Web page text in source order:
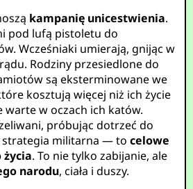
kampanię unicestwienia.
pod lufą pistoletu do
Wcześniaki umierają, gnijąc w
Rodziny przesiedlone do
są eksterminowane we
kosztują więcej niż ich życie
warte w oczach ich katów.
próbując dotrzeć do
strategia militarna — tocelowe
życia. To nie tylko zabijanie, ale
narodu, ciała i duszy.